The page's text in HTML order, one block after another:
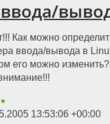
Как можно
ввода/вывода в
его можно изменить?
★
13:53:06 +00:00